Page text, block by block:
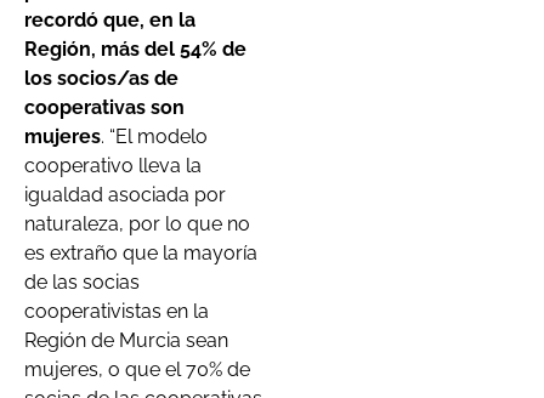
recordó que, en la
Región, más del 54% de
los socios/as de
cooperativas son
mujeres. “El modelo
cooperativo lleva la
igualdad asociada por
naturaleza, por lo que no
es extraño que la mayoría
de las socias
cooperativistas en la
Región de Murcia sean
mujeres, o que el 70% de